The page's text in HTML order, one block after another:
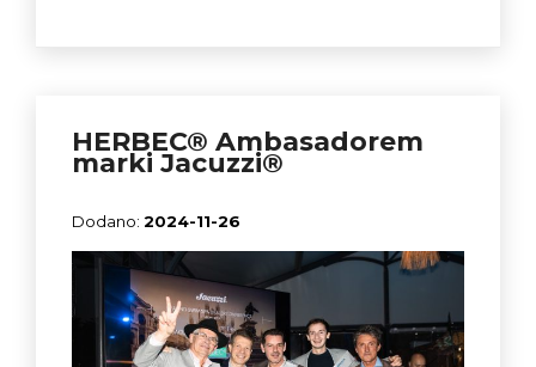
HERBEC® Ambasadorem
marki Jacuzzi®
2024-11-26